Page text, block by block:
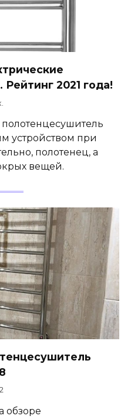
2021 года!
устройством при
полотенец, а
вещей.
обзоре